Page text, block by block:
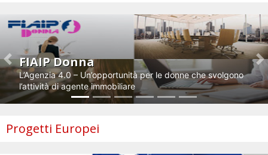
FIAIP Donna
L’Agenzia 4.0 – Un’opportunità per le donne che svolgono
l’attività di agente immobiliare
Previous
Progetti Europei